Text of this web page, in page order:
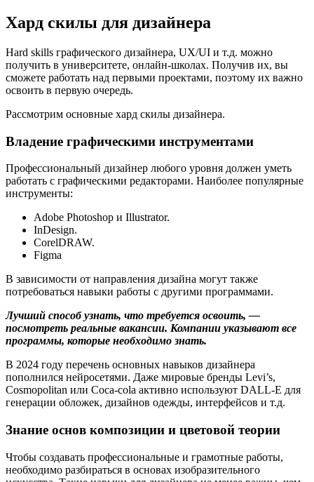
Хард скилы для дизайнера
Hard skills графического дизайнера, UX/UI и т.д. можно
получить в университете, онлайн-школах. Получив их, вы
сможете работать над первыми проектами, поэтому их важно
освоить в первую очередь.
Рассмотрим основные хард скилы дизайнера.
Владение графическими инструментами
Профессиональный дизайнер любого уровня должен уметь
работать с графическими редакторами. Наиболее популярные
инструменты:
Adobe Photoshop и Illustrator.
InDesign.
CorelDRAW.
Figma
В зависимости от направления дизайна могут также
потребоваться навыки работы с другими программами.
Лучший способ узнать, что требуется освоить, —
посмотреть реальные вакансии. Компании указывают все
программы, которые необходимо знать.
В 2024 году перечень основных навыков дизайнера
пополнился нейросетями. Даже мировые бренды Levi’s,
Cosmopolitan или Coca-cola активно используют DALL-E для
генерации обложек, дизайнов одежды, интерфейсов и т.д.
Знание основ композиции и цветовой теории
Чтобы создавать профессиональные и грамотные работы,
необходимо разбираться в основах изобразительного